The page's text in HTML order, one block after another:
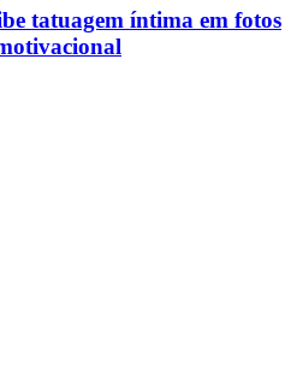
tatuagem íntima em fotos